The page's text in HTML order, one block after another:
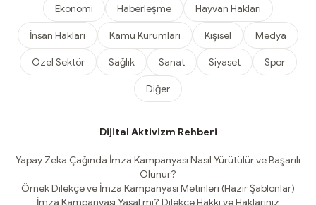
Ekonomi Haberleşme Hayvan Hakları
İnsan Hakları Kamu Kurumları Kişisel Medya
Özel Sektör Sağlık Sanat Siyaset Spor
Diğer
Dijital Aktivizm Rehberi
Yapay Zeka Çağında İmza Kampanyası Nasıl Yürütülür ve Başarılı
Olunur?
Örnek Dilekçe ve İmza Kampanyası Metinleri (Hazır Şablonlar)
İmza Kampanyası Yasal mı? Dilekçe Hakkı ve Haklarınız